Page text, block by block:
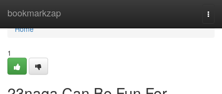
bookmarkzap
Home
Home
1